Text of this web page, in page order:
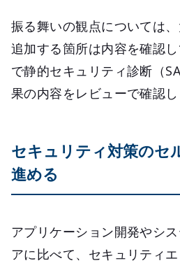
振る舞いの観点については、
追加する箇所は内容を確認
で静的セキュリティ診断（
果の内容をレビューで確認し
セキュリティ対策のセ
進める
アプリケーション開発やシ
アに比べて、セキュリティ